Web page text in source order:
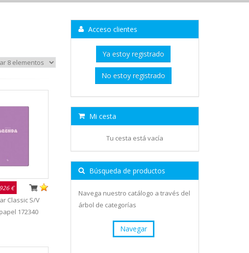
€
Classic S/V
172340
Acceso clientes
Ya estoy registrado
No estoy registrado
Mi cesta
Tu cesta está vacía
Búsqueda de productos
Navega nuestro catálogo a través del
árbol de categorías
Navegar